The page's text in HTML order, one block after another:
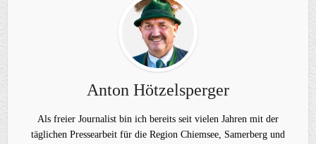
Anton Hötzelsperger
Als freier Journalist bin ich bereits seit vielen Jahren mit der
täglichen Pressearbeit für die Region Chiemsee, Samerberg und